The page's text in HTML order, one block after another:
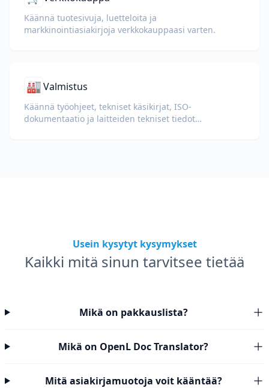
Käännä tuotesivuja, luetteloita ja
markkinointiasiakirjoja verkkokauppaasi varten.
🏭Valmistus
Käännä työohjeet, tekniset käsikirjat, ISO-
dokumentaatio ja laitteiden tekniset tiedot
Usein kysytyt kysymykset
Kaikki mitä sinun tarvitsee tietää
Mikä on pakkauslista?
Mikä on OpenL Doc Translator?
Mitä asiakirjamuotoja voit kääntää?